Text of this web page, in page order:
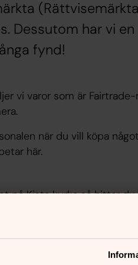
Dessutom har vi en
fynd!
vi varor som är
när du vill köpa
här.
på Kista kyrka så hittar